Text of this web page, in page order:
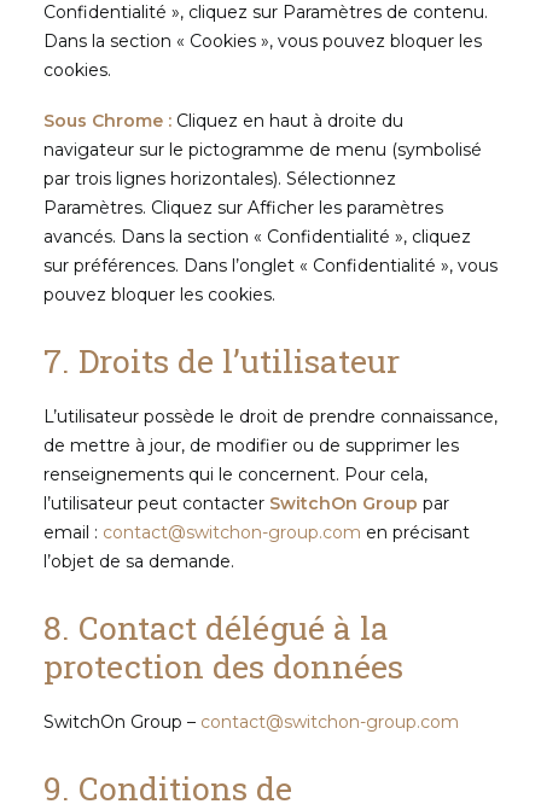
Confidentialité », cliquez sur Paramètres de contenu.
Dans la section « Cookies », vous pouvez bloquer les
cookies.
Sous Chrome : Cliquez en haut à droite du
navigateur sur le pictogramme de menu (symbolisé
par trois lignes horizontales). Sélectionnez
Paramètres. Cliquez sur Afficher les paramètres
avancés. Dans la section « Confidentialité », cliquez
sur préférences. Dans l’onglet « Confidentialité », vous
pouvez bloquer les cookies.
7. Droits de l’utilisateur
L’utilisateur possède le droit de prendre connaissance,
de mettre à jour, de modifier ou de supprimer les
renseignements qui le concernent. Pour cela,
l’utilisateur peut contacter SwitchOn Group par
email : contact@switchon-group.com en précisant
l’objet de sa demande.
8. Contact délégué à la
protection des données
SwitchOn Group – contact@switchon-group.com
9. Conditions de